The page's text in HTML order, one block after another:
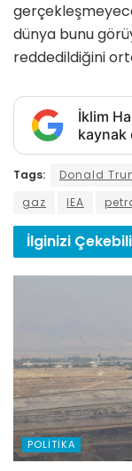
dünya bunu
reddedildiğini
İklim
kaynak
Tags: Donald
gaz
IEA
İlginizi
POLITIKA